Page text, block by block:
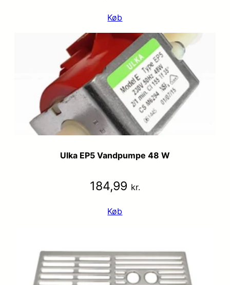
Køb
Ulka EP5 Vandpumpe 48 W
184,99 kr.
Køb